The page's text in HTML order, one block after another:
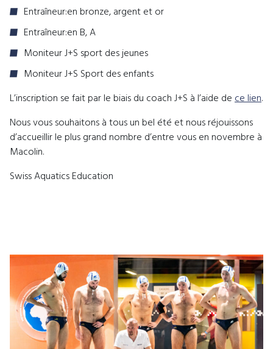
Entraîneur:en bronze, argent et or
Entraîneur:en B, A
Moniteur J+S sport des jeunes
Moniteur J+S Sport des enfants
L’inscription se fait par le biais du coach J+S à l’aide dece lien.
Nous vous souhaitons à tous un bel été et nous réjouissons
d’accueillir le plus grand nombre d’entre vous en novembre à
Macolin.
Swiss Aquatics Education